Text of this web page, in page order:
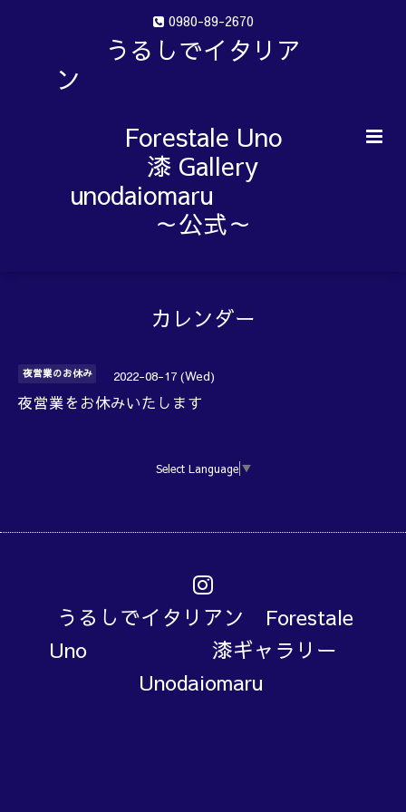
0980-89-2670
うるしでイタリア
ン
Forestale Uno
漆 Gallery
unodaiomaru
～公式～
カレンダー
夜営業のお休み 2022-08-17 (Wed)
夜営業をお休みいたします
Select Language ▼
うるしでイタリアン Forestale
Uno 漆ギャラリー
Unodaiomaru